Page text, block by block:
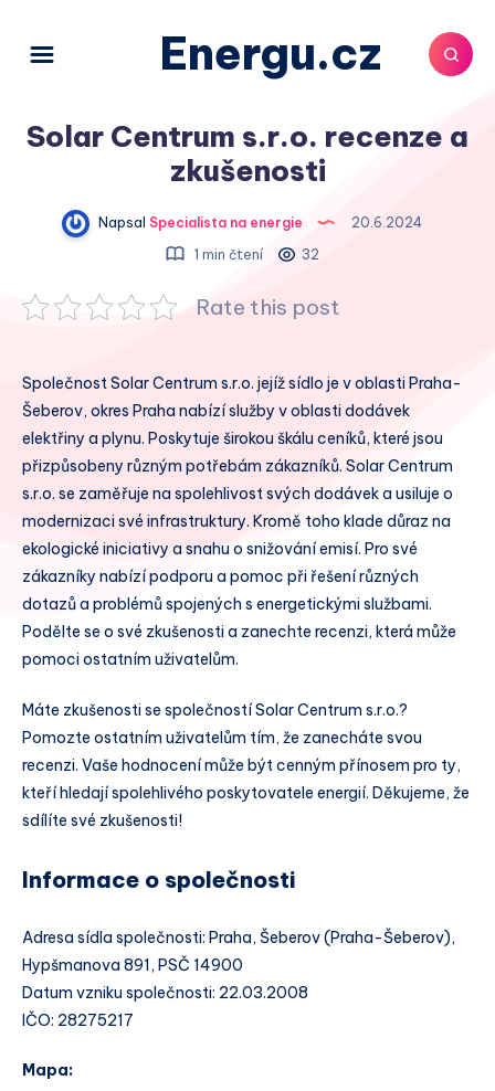
Energu.cz
Solar Centrum s.r.o. recenze a
zkušenosti
Napsal Specialista na energie
20.6.2024
1 min čtení
32
Rate this post
Společnost Solar Centrum s.r.o. jejíž sídlo je v oblasti Praha-
Šeberov, okres Praha nabízí služby v oblasti dodávek
elektřiny a plynu. Poskytuje širokou škálu ceníků, které jsou
přizpůsobeny různým potřebám zákazníků. Solar Centrum
s.r.o. se zaměřuje na spolehlivost svých dodávek a usiluje o
modernizaci své infrastruktury. Kromě toho klade důraz na
ekologické iniciativy a snahu o snižování emisí. Pro své
zákazníky nabízí podporu a pomoc při řešení různých
dotazů a problémů spojených s energetickými službami.
Podělte se o své zkušenosti a zanechte recenzi, která může
pomoci ostatním uživatelům.
Máte zkušenosti se společností Solar Centrum s.r.o.?
Pomozte ostatním uživatelům tím, že zanecháte svou
recenzi. Vaše hodnocení může být cenným přínosem pro ty,
kteří hledají spolehlivého poskytovatele energií. Děkujeme, že
sdílíte své zkušenosti!
Informace o společnosti
Adresa sídla společnosti: Praha, Šeberov (Praha-Šeberov),
Hypšmanova 891, PSČ 14900
Datum vzniku společnosti: 22.03.2008
IČO: 28275217
Mapa: